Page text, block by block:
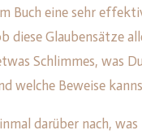
Buch eine sehr
diese Glaubensätze
Schlimmes, was
welche Beweise
darüber nach,